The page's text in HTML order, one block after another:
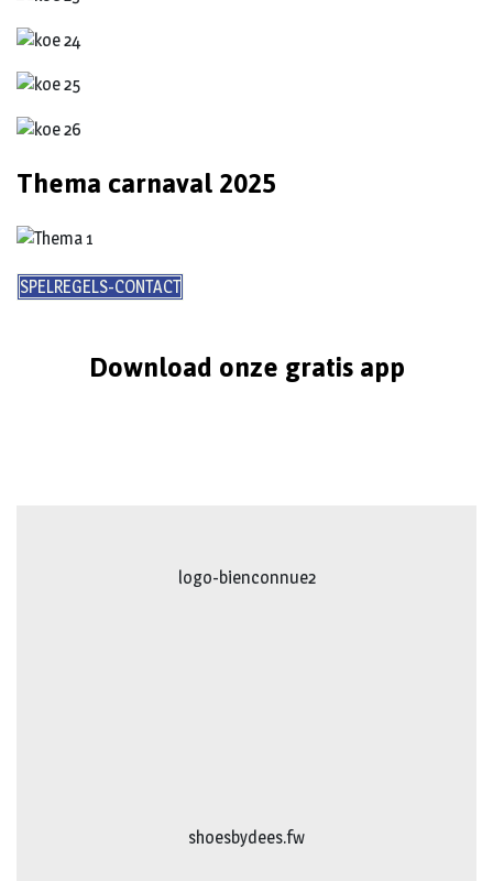
Thema carnaval 2025
SPELREGELS-CONTACT
Download onze gratis app
logo-movimiento.fw
logo-studiebegeleidinghelvoirt